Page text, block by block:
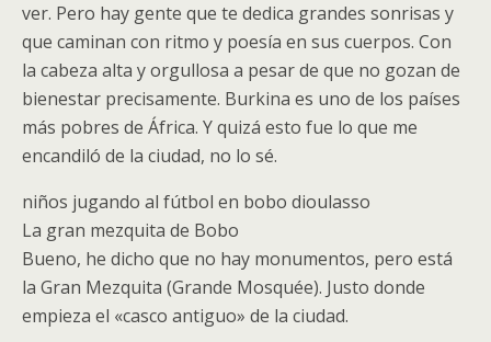
ver. Pero hay gente que te dedica grandes sonrisas y
que caminan con ritmo y poesía en sus cuerpos. Con
la cabeza alta y orgullosa a pesar de que no gozan de
bienestar precisamente. Burkina es uno de los países
más pobres de África. Y quizá esto fue lo que me
encandiló de la ciudad, no lo sé.
niños jugando al fútbol en bobo dioulasso
La gran mezquita de Bobo
Bueno, he dicho que no hay monumentos, pero está
la Gran Mezquita (Grande Mosquée). Justo donde
empieza el «casco antiguo» de la ciudad.